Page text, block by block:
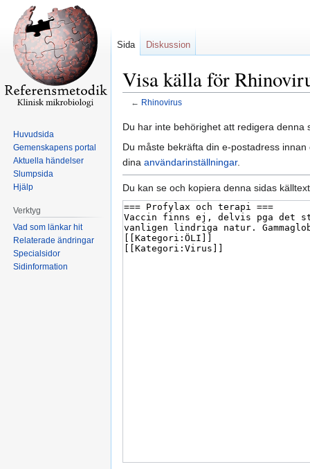
Visa källa för
← Rhinovirus
Hoppa
till
navigering
Hoppa
till
sök
Du har inte behörighet att redigera denna
Du måste bekräfta din e-postadress
dina användarinställningar.
Du kan se och kopiera denna sidas
Sida Diskussion
Huvudsida
Gemenskapens portal
Aktuella händelser
Slumpsida
Hjälp
Verktyg
Vad som länkar hit
Relaterade ändringar
Specialsidor
Sidinformation